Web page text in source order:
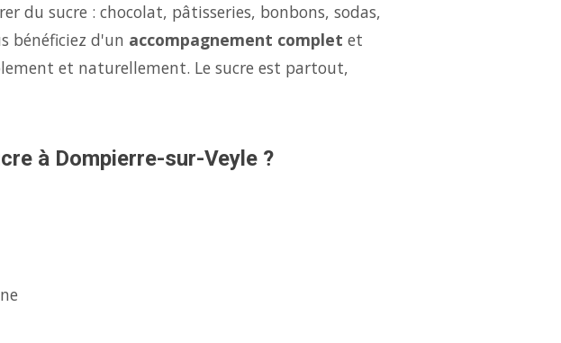
du sucre : chocolat, pâtisseries, bonbons, sodas,
bénéficiez d'un accompagnement complet et
et naturellement. Le sucre est partout,
à Dompierre-sur-Veyle ?